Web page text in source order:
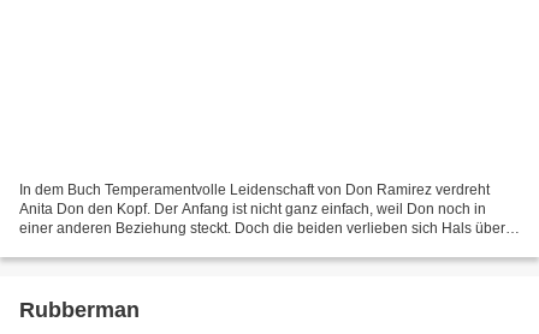
In dem Buch Temperamentvolle Leidenschaft von Don Ramirez verdreht
Anita Don den Kopf. Der Anfang ist nicht ganz einfach, weil Don noch in
einer anderen Beziehung steckt. Doch die beiden verlieben sich Hals über
Rubberman